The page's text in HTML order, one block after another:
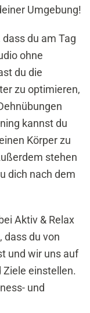
Umgebung!
du am Tag
ohne
du die
zu optimieren,
kannst du
Körper zu
stehen
dich nach dem
Aktiv & Relax
dass du von
und wir uns auf
einstellen.
und